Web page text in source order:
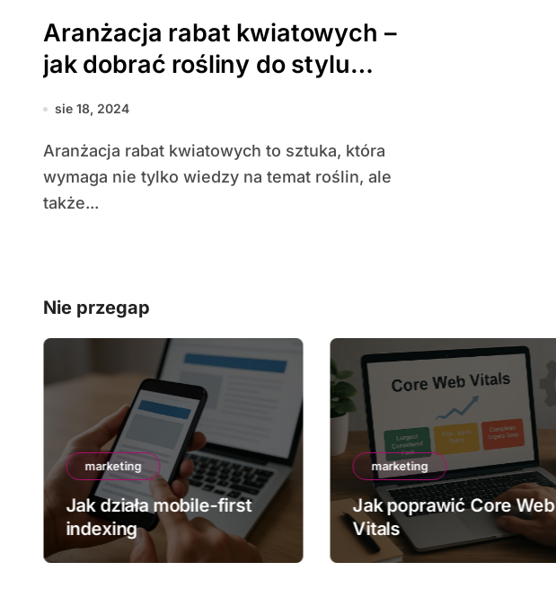
Aranżacja rabat kwiatowych –
jak dobrać rośliny do stylu
ogrodu?
sie 18, 2024
Aranżacja rabat kwiatowych to sztuka, która
wymaga nie tylko wiedzy na temat roślin, ale
także...
Nie przegap
marketing
Jak działa mobile-first
indexing
marketing
Jak poprawić Core Web
Vitals